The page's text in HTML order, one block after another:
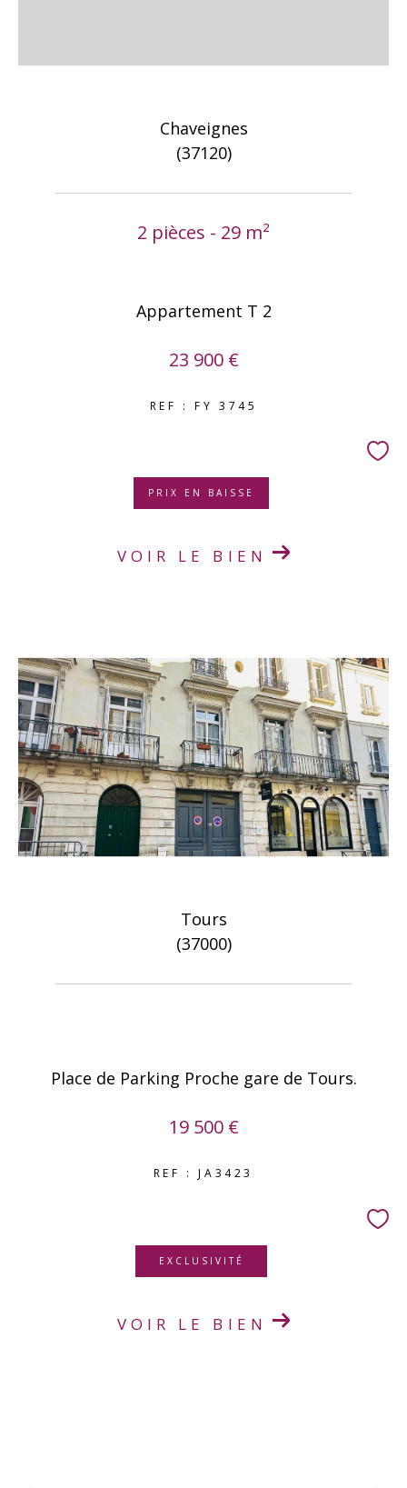
Chaveignes
(37120)
2 pièces - 29 m²
Appartement T 2
23 900 €
REF : FY 3745
PRIX EN BAISSE
VOIR LE BIEN
Tours
(37000)
Place de Parking Proche gare de Tours.
19 500 €
REF : JA3423
EXCLUSIVITÉ
VOIR LE BIEN